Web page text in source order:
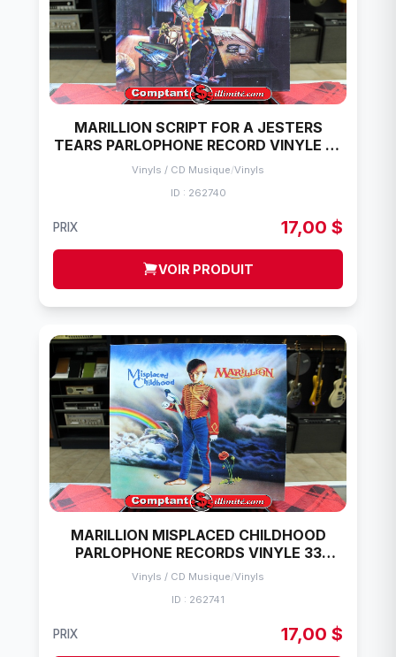
MARILLION SCRIPT FOR A JESTERS
TEARS PARLOPHONE RECORD VINYLE 33
TOURS
Vinyls / CD Musique/Vinyls
ID : 262740
PRIX 17,00 $
VOIR PRODUIT
MARILLION MISPLACED CHILDHOOD
PARLOPHONE RECORDS VINYLE 33
TOURS
Vinyls / CD Musique/Vinyls
ID : 262741
PRIX 17,00 $